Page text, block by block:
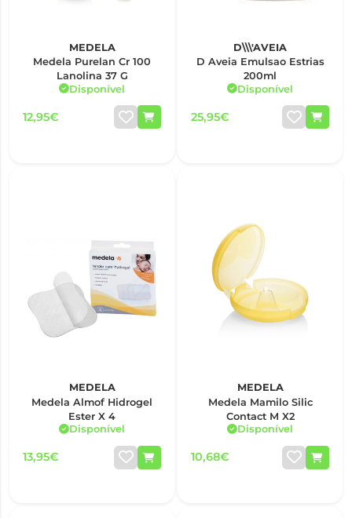
MEDELA
Medela Purelan Cr 100
Lanolina 37 G
Disponível
12,95€
D\\\'AVEIA
D Aveia Emulsao Estrias
200ml
Disponível
25,95€
MEDELA
Medela Almof Hidrogel
Ester X 4
Disponível
13,95€
MEDELA
Medela Mamilo Silic
Contact M X2
Disponível
10,68€